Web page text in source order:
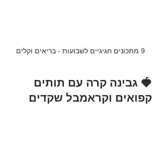
9 מתכונים חגיגיים לשבועות - בריאים וקלים
🍓 גבינה קרה עם תותים
קפואים וקראמבל שקדים